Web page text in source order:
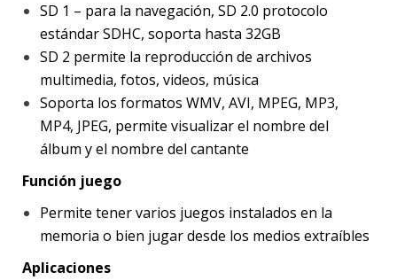
SD 1 – para la navegación, SD 2.0 protocolo
estándar SDHC, soporta hasta 32GB
SD 2 permite la reproducción de archivos
multimedia, fotos, videos, música
Soporta los formatos WMV, AVI, MPEG, MP3,
MP4, JPEG, permite visualizar el nombre del
álbum y el nombre del cantante
Función juego
Permite tener varios juegos instalados en la
memoria o bien jugar desde los medios extraíbles
Aplicaciones